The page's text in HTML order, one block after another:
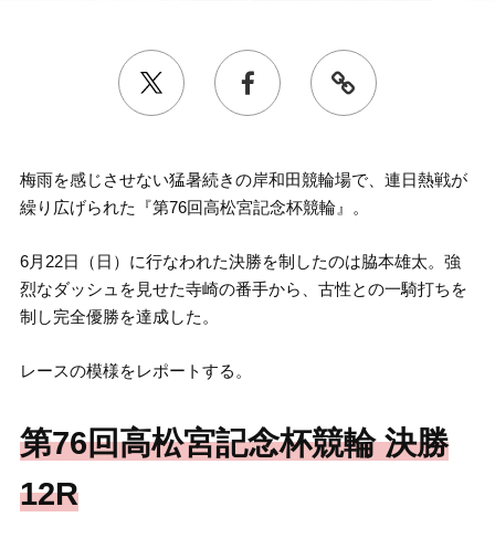
梅雨を感じさせない猛暑続きの岸和田競輪場で、連日熱戦が
繰り広げられた『第76回高松宮記念杯競輪』。
6月22日（日）に行なわれた決勝を制したのは脇本雄太。強
烈なダッシュを見せた寺崎の番手から、古性との一騎打ちを
制し完全優勝を達成した。
レースの模様をレポートする。
第76回高松宮記念杯競輪 決勝
12R